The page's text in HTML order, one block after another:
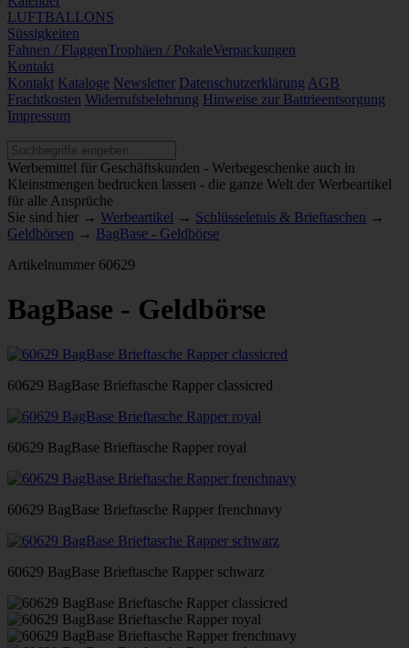
LUFTBALLONS
Süssigkeiten
Fahnen / FlaggenTrophäen / PokaleVerpackungen
Kontakt
Kontakt Kataloge Newsletter Datenschutzerklärung AGB
Frachtkosten Widerrufsbelehrung Hinweise zur Battrieentsorgung
Impressum
Werbemittel für Geschäftskunden - Werbegeschenke auch in
Kleinstmengen bedrucken lassen - die ganze Welt der Werbeartikel
für alle Ansprüche
Sie sind hier → Werbeartikel → Schlüsseletuis & Brieftaschen →
Geldbörsen → BagBase - Geldbörse
Artikelnummer 60629
BagBase - Geldbörse
60629 BagBase Brieftasche Rapper classicred
60629 BagBase Brieftasche Rapper royal
60629 BagBase Brieftasche Rapper frenchnavy
60629 BagBase Brieftasche Rapper schwarz